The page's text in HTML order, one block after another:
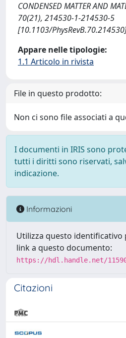
CONDENSED MATTER AND
70(21), 214530-1-214530-5
[10.1103/
Appare nelle tipologie:
1.1 Articolo in rivista
File in questo prodotto:
Non ci sono file associati a
I documenti in IRIS sono
tutti i diritti sono riservati,
indicazione.
Informazioni
Utilizza questo identificativo
link a questo documento:
https://hdl.handle.net/
Citazioni